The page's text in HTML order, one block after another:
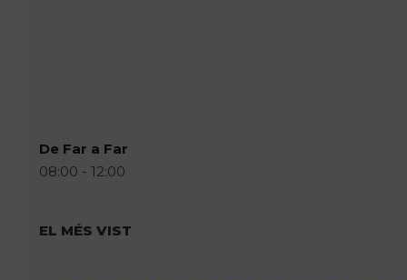
De Far a Far
08:00 - 12:00
EL MÉS VIST